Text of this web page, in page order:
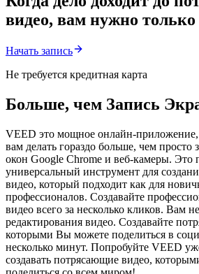
видео, вам нужно
Начать запись
Не требуется кредитная карта
Больше, чем Запись
VEED это мощное онлайн-приложение,
вам делать гораздо больше, чем просто
окон Google Chrome и веб-камеры. Это
универсальный инструмент для
видео, который подходит как для
профессионалов. Создавайте
видео всего за несколько кликов. Вам
редактирования видео. Создавайте
которыми Вы можете поделиться в
несколько минут. Попробуйте VEED
создавать потрясающие видео,